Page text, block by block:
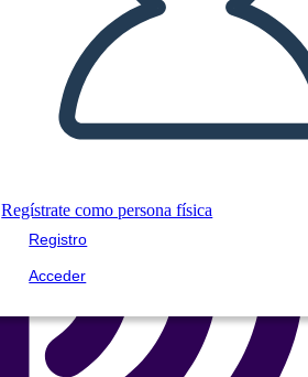
Regístrate como persona física
Registro
Acceder
LEERME